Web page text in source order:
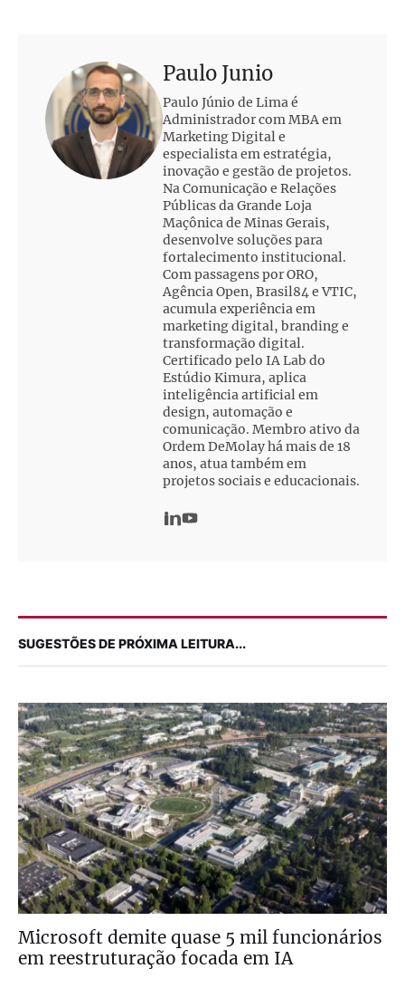
Paulo Junio
Paulo Júnio de Lima é
Administrador com MBA em
Marketing Digital e
especialista em estratégia,
inovação e gestão de projetos.
Na Comunicação e Relações
Públicas da Grande Loja
Maçônica de Minas Gerais,
desenvolve soluções para
fortalecimento institucional.
Com passagens por ORO,
Agência Open, Brasil84 e VTIC,
acumula experiência em
marketing digital, branding e
transformação digital.
Certificado pelo IA Lab do
Estúdio Kimura, aplica
inteligência artificial em
design, automação e
comunicação. Membro ativo da
Ordem DeMolay há mais de 18
anos, atua também em
projetos sociais e educacionais.
SUGESTÕES DE PRÓXIMA LEITURA...
Microsoft demite quase 5 mil funcionários
em reestruturação focada em IA